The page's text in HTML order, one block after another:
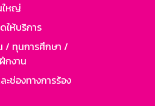
ใหญ่
ให้บริการ
/ ทุนการศึกษา /
กงาน
ะช่องทางการร้อง